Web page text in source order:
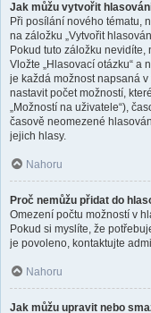
Jak můžu vytvořit
Při posílání nového tématu,
na záložku „Vytvořit
Pokud tuto záložku
Vložte „Hlasovací otázku“ a
je každá možnost napsaná
nastavit počet možností,
„Možností na uživatele“),
časově neomezené
jejich hlasy.
Nahoru
Proč nemůžu přidat do
Omezení počtu možností v
Pokud si myslíte, že
je povoleno, kontaktujte
Nahoru
Jak můžu upravit nebo